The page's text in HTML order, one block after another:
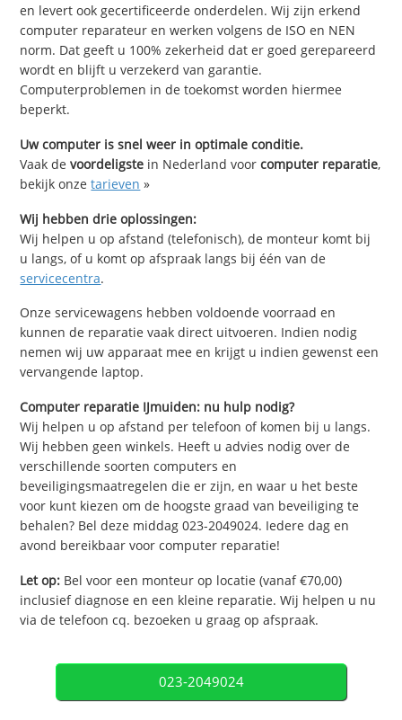
en levert ook gecertificeerde onderdelen. Wij zijn erkend
computer reparateur en werken volgens de ISO en NEN
norm. Dat geeft u 100% zekerheid dat er goed gerepareerd
wordt en blijft u verzekerd van garantie.
Computerproblemen in de toekomst worden hiermee
beperkt.
Uw computer is snel weer in optimale conditie.
Vaak devoordeligste in Nederland voorcomputer reparatie,
bekijk onzetarieven »
Wij hebben drie oplossingen:
Wij helpen u op afstand (telefonisch), de monteur komt bij
u langs, of u komt op afspraak langs bij één van de
servicecentra.
Onze servicewagens hebben voldoende voorraad en
kunnen de reparatie vaak direct uitvoeren. Indien nodig
nemen wij uw apparaat mee en krijgt u indien gewenst een
vervangende laptop.
Computer reparatie IJmuiden: nu hulp nodig?
Wij helpen u op afstand per telefoon of komen bij u langs.
Wij hebben geen winkels. Heeft u advies nodig over de
verschillende soorten computers en
beveiligingsmaatregelen die er zijn, en waar u het beste
voor kunt kiezen om de hoogste graad van beveiliging te
behalen? Bel deze middag 023-2049024. Iedere dag en
avond bereikbaar voor computer reparatie!
Let op: Bel voor een monteur op locatie (vanaf €70,00)
inclusief diagnose en een kleine reparatie. Wij helpen u nu
via de telefoon cq. bezoeken u graag op afspraak.
023-2049024